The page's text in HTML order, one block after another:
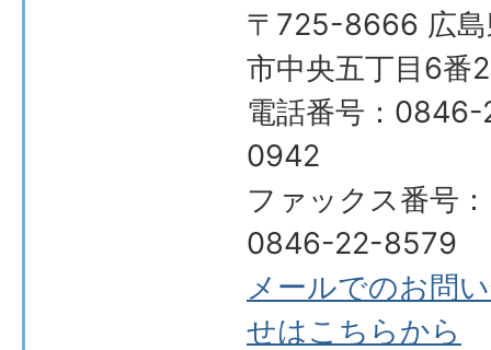
〒725-8666 広島
市中央五丁目6番
電話番号：
0942
ファックス番号：
0846-22-8579
メールでのお問
せはこちらから